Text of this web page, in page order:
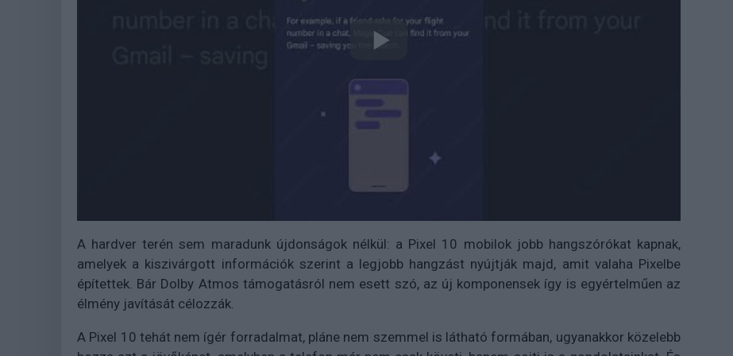
A hardver terén sem maradunk újdonságok nélkül: a Pixel 10 mobilok jobb hangszórókat kapnak,
amelyek a kiszivárgott információk szerint a legjobb hangzást nyújtják majd, amit valaha Pixelbe
építettek. Bár Dolby Atmos támogatásról nem esett szó, az új komponensek így is egyértelműen az
élmény javítását célozzák.
A Pixel 10 tehát nem ígér forradalmat, pláne nem szemmel is látható formában, ugyanakkor közelebb